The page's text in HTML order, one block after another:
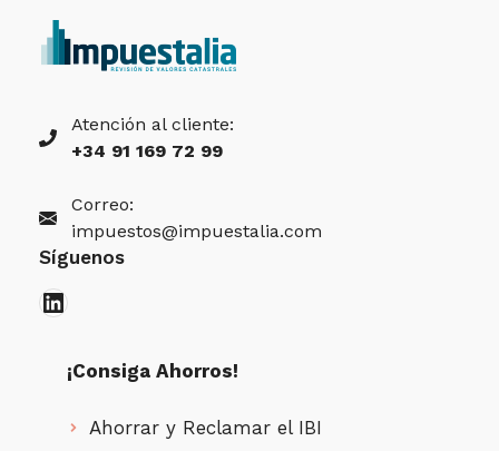
Atención al cliente:
+34 91 169 72 99
Correo:
impuestos@impuestalia.com
Síguenos
LinkedIn
¡Consiga Ahorros!
Ahorrar y Reclamar el IBI